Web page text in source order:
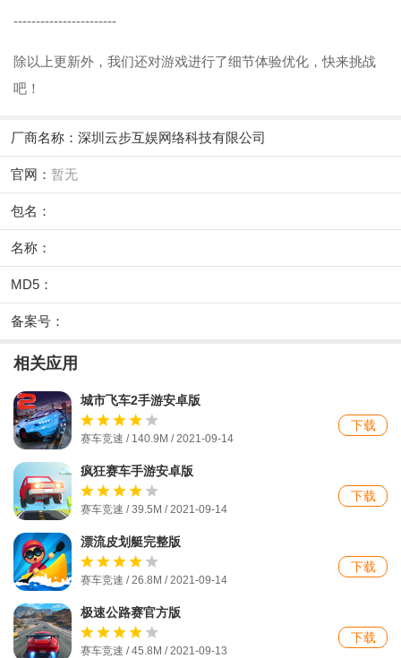
-----------------------
除以上更新外，我们还对游戏进行了细节体验优化，快来挑战
吧！
厂商名称： 深圳云步互娱网络科技有限公司
官网： 暂无
包名：
名称：
MD5：
备案号：
相关应用
城市飞车2手游安卓版
赛车竞速 / 140.9M / 2021-09-14
下载
疯狂赛车手游安卓版
赛车竞速 / 39.5M / 2021-09-14
下载
漂流皮划艇完整版
赛车竞速 / 26.8M / 2021-09-14
下载
极速公路赛官方版
赛车竞速 / 45.8M / 2021-09-13
下载